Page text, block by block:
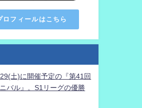
ロフィールはこちら
土)に開催予定の『第41回
バル』。S1リーグの優勝